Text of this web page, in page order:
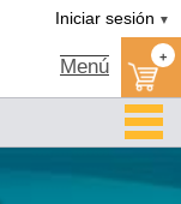
Iniciar sesión ▼
Menú +